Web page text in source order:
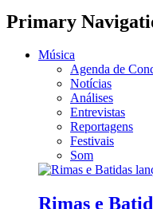
Primary
Música
Agenda de
Notícias
Análises
Entrevistas
Reportagens
Festivais
Som
Rimas e